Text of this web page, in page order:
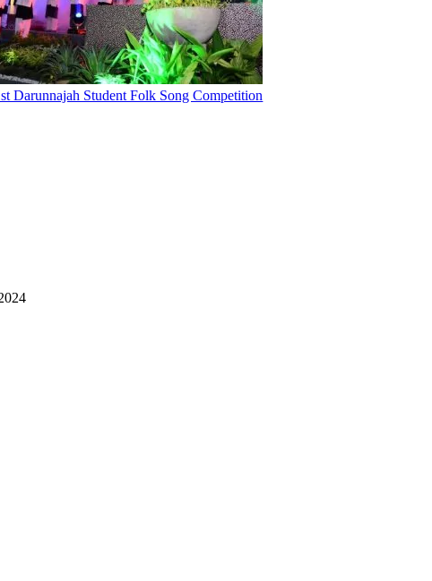
Darunnajah Student Folk Song Competition